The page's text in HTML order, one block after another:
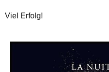
Viel Erfolg!